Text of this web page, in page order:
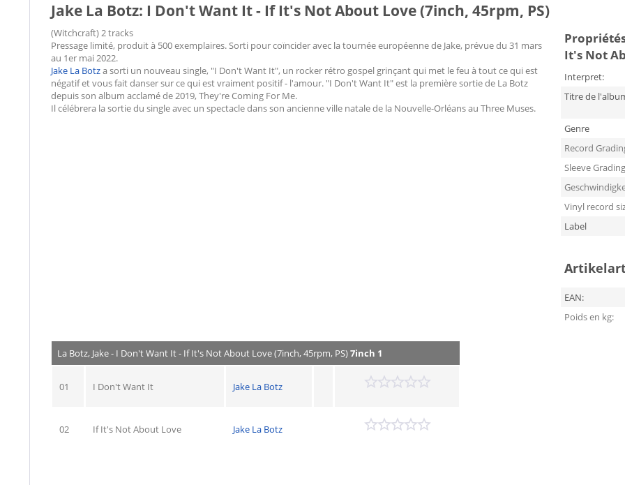
Jake La Botz: I Don't Want It - If It's Not About Love (7inch, 45rpm, PS)
(Witchcraft) 2 tracks
Pressage limité, produit à 500 exemplaires. Sorti pour coïncider avec la tournée européenne de Jake, prévue du 31 mars
au 1er mai 2022.
Jake La Botza sorti un nouveau single, "I Don't Want It", un rocker rétro gospel grinçant qui met le feu à tout ce qui est
négatif et vous fait danser sur ce qui est vraiment positif - l'amour. "I Don't Want It" est la première sortie de La Botz
depuis son album acclamé de 2019, They're Coming For Me.
Il célébrera la sortie du single avec un spectacle dans son ancienne ville natale de la Nouvelle-Orléans au Three Muses.
It's Not
Interpret:
Titre de
Genre
Record
Sleeve Grading
Vinyl record
Label
EAN:
Poids en kg:
La Botz, Jake - I Don't Want It - If It's Not About Love (7inch, 45rpm, PS)7inch 1
01 I Don't Want It Jake La Botz
02 If It's Not About Love Jake La Botz